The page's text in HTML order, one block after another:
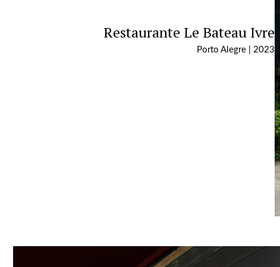
Restaurante Le Bateau Ivre
Porto Alegre | 2023